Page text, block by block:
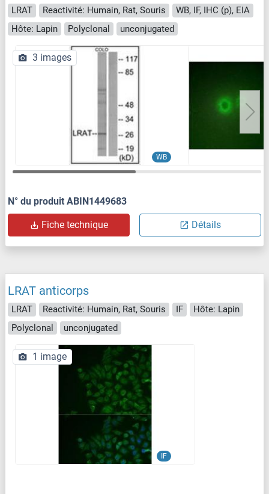
LRAT Reactivité: Humain, Rat, Souris
WB, IF, IHC (p), EIA
Hôte: Lapin
Polyclonal unconjugated
WB
3 images
N° du produit ABIN1449683
Fiche technique Détails
LRAT anticorps
LRAT Reactivité: Humain, Rat, Souris IF
Hôte: Lapin
Polyclonal
unconjugated
IF
1 image